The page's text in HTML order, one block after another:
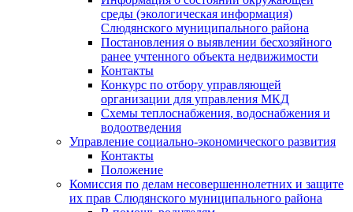
среды (экологическая информация)
Слюдянского муниципального района
Постановления о выявлении бесхозяйного
ранее учтенного объекта недвижимости
Контакты
Конкурс по отбору управляющей
организации для управления МКД
Схемы теплоснабжения, водоснабжения и
водоотведения
Управление социально-экономического развития
Контакты
Положение
Комиссия по делам несовершеннолетних и защите
их прав Слюдянского муниципального района